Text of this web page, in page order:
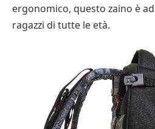
ergonomico, questo zaino è
ragazzi di tutte le età.